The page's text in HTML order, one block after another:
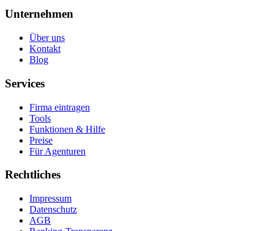
Unternehmen
Über uns
Kontakt
Blog
Services
Firma eintragen
Tools
Funktionen & Hilfe
Preise
Für Agenturen
Rechtliches
Impressum
Datenschutz
AGB